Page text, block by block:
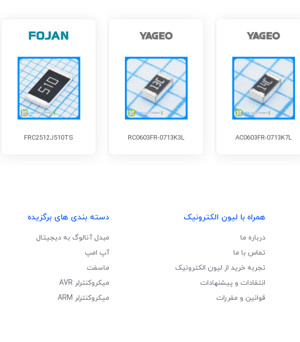
AC0603FR-0713K7L
RC0603FR-0713K3L
FRC2512J510TS
همراه با لیون الکترونیک
درباره ما
تماس با ما
تجربه خرید از لیون الکترونیک
انتقادات و پیشنهادات
قوانین و مقررات
دسته بندی های برگزیده
مبدل آنالوگ به دیجیتال
آپ امپ
ماسفت
میکروکنترلر AVR
میکروکنترلر ARM